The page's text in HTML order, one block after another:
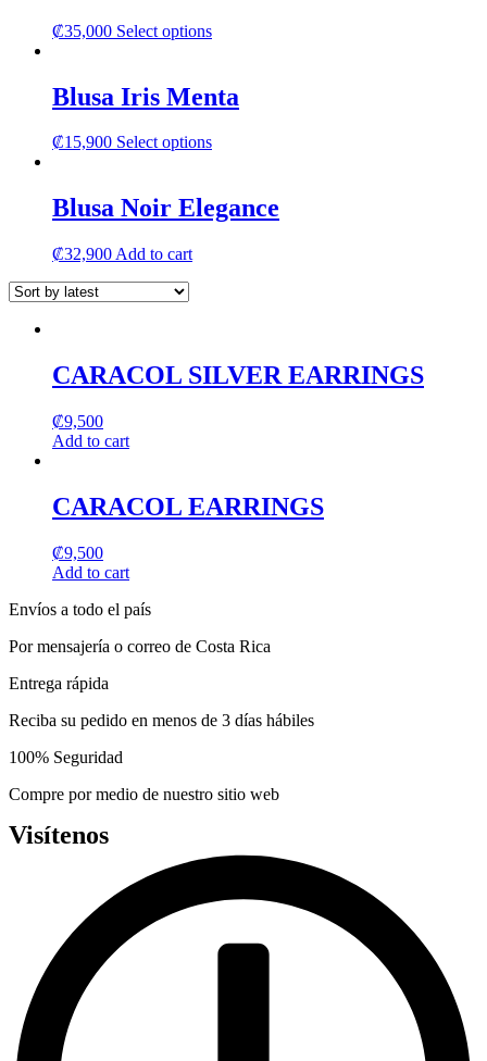
₡35,000 Select optionsThis
multiple
variants.
options
chosen
on
Blusa Iris Menta
₡15,900 Select optionsThis
multiple
variants.
product
Blusa Noir Elegance
₡32,900 Add to cart
CARACOL SILVER EARRINGS
₡9,500
Add to cart
CARACOL EARRINGS
₡9,500
Add to cart
Envíos a todo el país
Por mensajería o correo de Costa Rica
Entrega rápida
Reciba su pedido en menos de 3 días hábiles
100% Seguridad
Compre por medio de nuestro sitio web
Visítenos